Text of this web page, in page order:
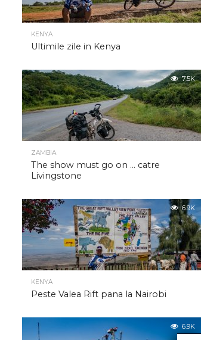
KENYA
Ultimile zile in Kenya
7.5K
ZAMBIA
The show must go on … catre
Livingstone
6.9K
KENYA
Peste Valea Rift pana la Nairobi
6.9K